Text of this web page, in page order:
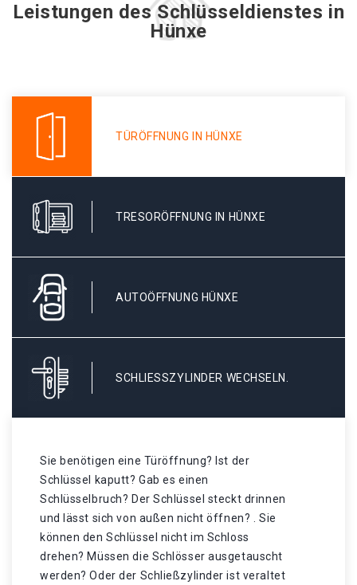
Leistungen des Schlüsseldienstes in
Hünxe
TÜRÖFFNUNG IN HÜNXE
TRESORÖFFNUNG IN HÜNXE
AUTOÖFFNUNG HÜNXE
SCHLIESSZYLINDER WECHSELN.
Sie benötigen eine Türöffnung? Ist der
Schlüssel kaputt? Gab es einen
Schlüsselbruch? Der Schlüssel steckt drinnen
und lässt sich von außen nicht öffnen? . Sie
können den Schlüssel nicht im Schloss
drehen? Müssen die Schlösser ausgetauscht
werden? Oder der Schließzylinder ist veraltet